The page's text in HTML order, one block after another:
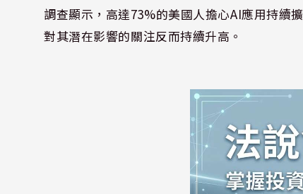
調查顯示，高達73%的美國人擔心AI應用持續
對其潛在影響的關注反而持續升高。